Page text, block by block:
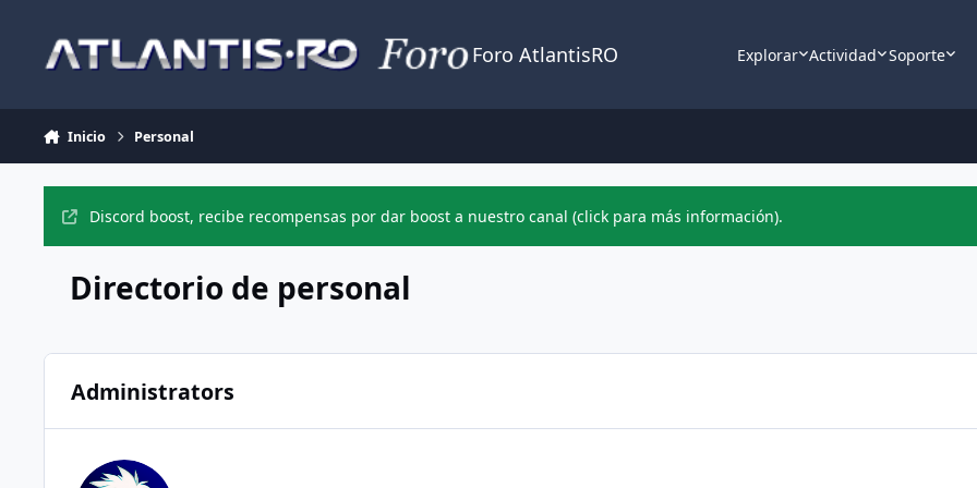
Foro AtlantisRO Explorar Actividad Soporte
Inicio Personal
Discord boost, recibe recompensas por dar boost a nuestro canal (click para más información).
Directorio de personal
Administrators